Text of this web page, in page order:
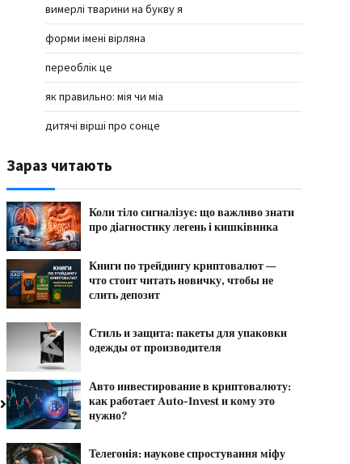
вимерлі тварини на букву я
форми імені вірляна
переоблік це
як правильно: мія чи міа
дитячі вірші про сонце
Зараз читають
Коли тіло сигналізує: що важливо знати
про діагностику легень і кишківника
Книги по трейдингу криптовалют —
что стоит читать новичку, чтобы не
слить депозит
Стиль и защита: пакеты для упаковки
одежды от производителя
Авто инвестирование в криптовалюту:
как работает Auto-Invest и кому это
нужно?
Телегонія: наукове спростування міфу